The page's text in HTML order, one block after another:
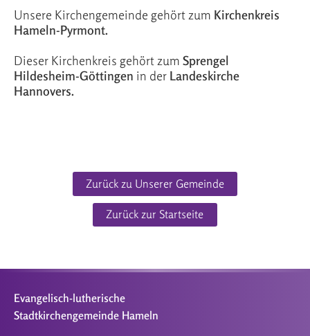
Unsere Kirchengemeinde gehört zum Kirchenkreis
Hameln-Pyrmont.
Dieser Kirchenkreis gehört zum Sprengel
Hildesheim-Göttingen in der Landeskirche
Hannovers.
Zurück zu Unserer Gemeinde
Zurück zur Startseite
Evangelisch-lutherische
Stadtkirchengemeinde Hameln